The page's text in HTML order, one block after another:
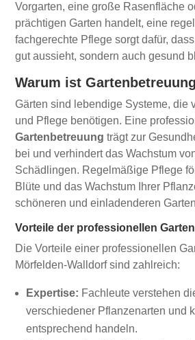
Vorgarten, eine große Rasenfläche
prächtigen Garten handelt, eine
fachgerechte Pflege sorgt dafür,
gut aussieht, sondern auch gesund
Warum ist
Gärten sind lebendige Systeme, die
und Pflege benötigen. Eine
Gartenbetreuung trägt zur
bei und verhindert das Wachstum
Schädlingen. Regelmäßige Pflege
Blüte und das Wachstum Ihrer
schöneren und einladenderen
Vorteile der professionellen
Die Vorteile einer professionellen
Mörfelden-Walldorf sind zahlreich:
Expertise: Fachleute verstehen
verschiedener Pflanzenarten und
entsprechend handeln.